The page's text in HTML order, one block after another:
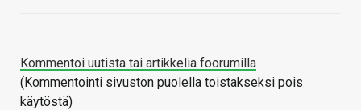
Kommentoi uutista tai artikkelia foorumilla
(Kommentointi sivuston puolella toistakseksi pois
käytöstä)